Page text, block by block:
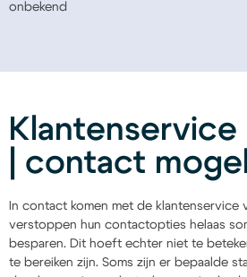
onbekend
Klantenservice
| contact
In contact komen met de klantenservice
verstoppen hun contactopties helaas
besparen. Dit hoeft echter niet te
te bereiken zijn. Soms zijn er bepaalde